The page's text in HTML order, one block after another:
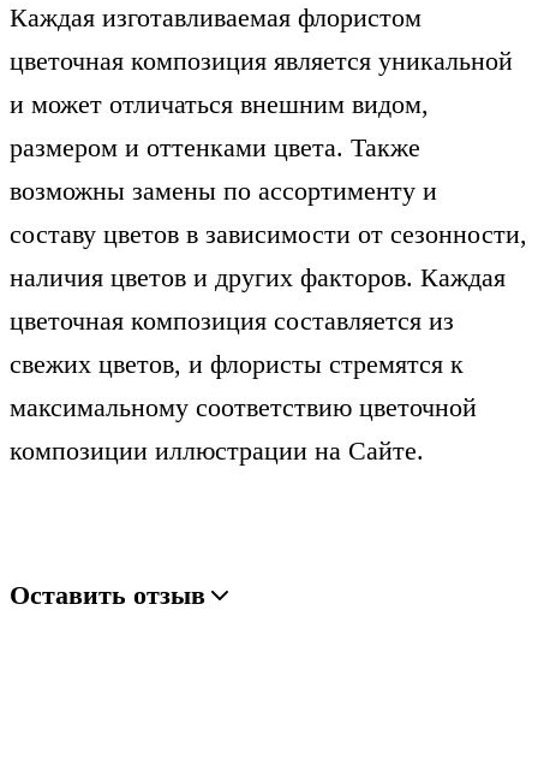
Каждая изготавливаемая флористом
цветочная композиция является уникальной
и может отличаться внешним видом,
размером и оттенками цвета. Также
возможны замены по ассортименту и
составу цветов в зависимости от сезонности,
наличия цветов и других факторов. Каждая
цветочная композиция составляется из
свежих цветов, и флористы стремятся к
максимальному соответствию цветочной
композиции иллюстрации на Сайте.
Оставить отзыв